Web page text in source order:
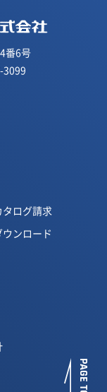
番6号
ログ請求
ンロード
PAGE TOP